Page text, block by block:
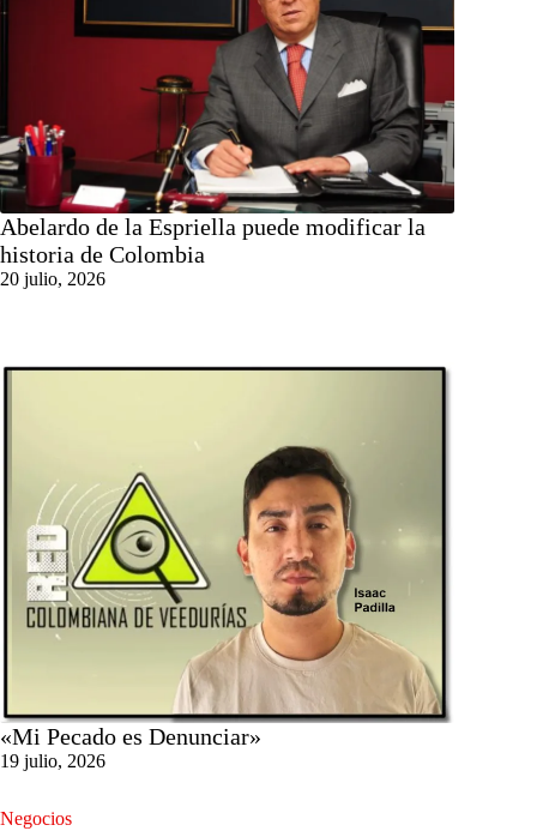
Abelardo de la Espriella puede modificar la
historia de Colombia
20 julio, 2026
«Mi Pecado es Denunciar»
19 julio, 2026
Negocios